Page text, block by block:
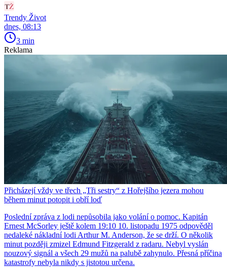
Trendy Život
dnes, 08:13
3 min
Reklama
Přicházejí vždy ve třech „Tři sestry“ z Hořejšího jezera mohou
během minut potopit i obří loď
Poslední zpráva z lodi nepůsobila jako volání o pomoc. Kapitán
Ernest McSorley ještě kolem 19:10 10. listopadu 1975 odpověděl
nedaleké nákladní lodi Arthur M. Anderson, že se drží. O několik
minut později zmizel Edmund Fitzgerald z radaru. Nebyl vyslán
nouzový signál a všech 29 mužů na palubě zahynulo. Přesná příčina
katastrofy nebyla nikdy s jistotou určena.